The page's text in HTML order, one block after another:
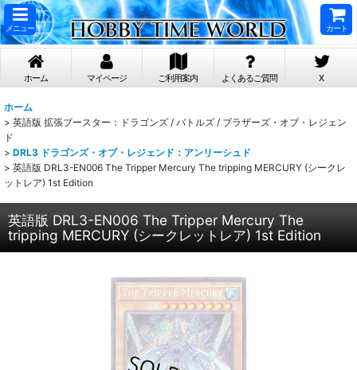
メニュー カート
ホーム マイページ ご利用案内 よくあるご質問 X
ホーム
> 英語版 拡張ブースター：ドラゴンズ / バトルズ / ブラザーズ・オブ・レジェン
ド
> DRL3 ドラゴンズ・オブ・レジェンド：アンリーシュド
> 英語版 DRL3-EN006 The Tripper Mercury The tripping MERCURY (シークレ
ットレア) 1st Edition
英語版 DRL3-EN006 The Tripper Mercury The
tripping MERCURY (シークレットレア) 1st Edition